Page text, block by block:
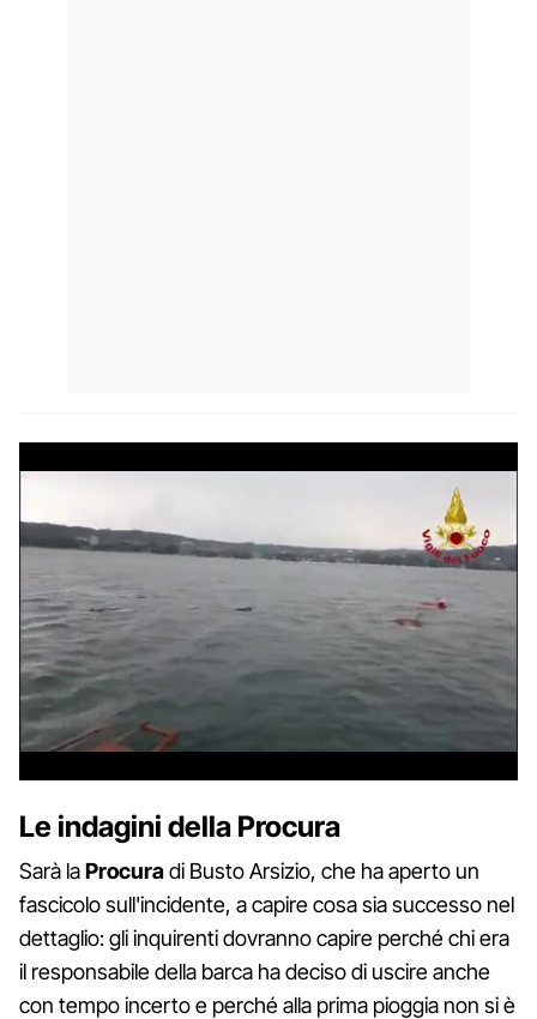
Le indagini della Procura
Sarà laProcuradi Busto Arsizio, che ha aperto un
fascicolo sull'incidente, a capire cosa sia successo nel
dettaglio: gli inquirenti dovranno capire perché chi era
il responsabile della barca ha deciso di uscire anche
con tempo incerto e perché alla prima pioggia non si è